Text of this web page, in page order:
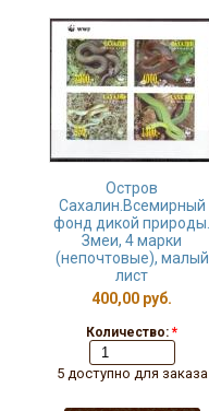
Остров
Сахалин.Всемирный
фонд дикой природы.
Змеи, 4 марки
(непочтовые), малый
лист
400,00 руб.
Количество: *
5 доступно для заказа